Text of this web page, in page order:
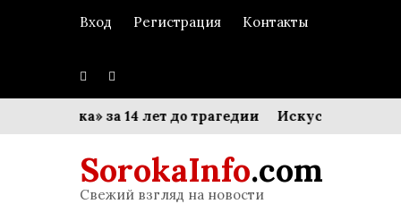
Вход Регистрация Контакты
за 14 лет до трагедии Искусство
SorokaInfo.com
Свежий взгляд на новости